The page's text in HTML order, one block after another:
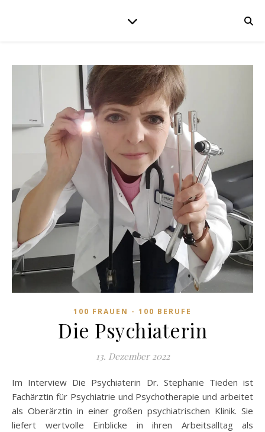
100 FRAUEN - 100 BERUFE
Die Psychiaterin
13. Dezember 2022
Im Interview Die Psychiaterin Dr. Stephanie Tieden ist
Fachärztin für Psychiatrie und Psychotherapie und arbeitet
als Oberärztin in einer großen psychiatrischen Klinik. Sie
liefert wertvolle Einblicke in ihren Arbeitsalltag als